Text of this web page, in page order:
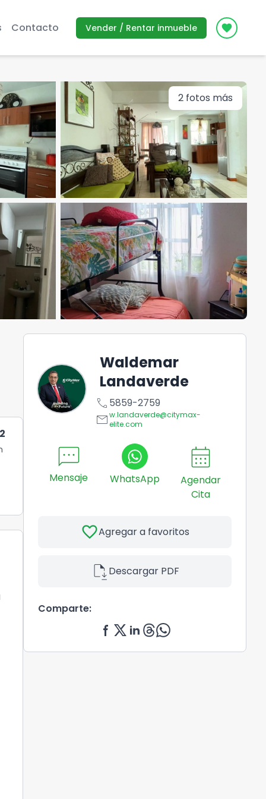
Contacto Vender / Rentar inmueble Icon
2 fotos más
Waldemar
Landaverde
call 5859-2759
emailw.landaverde@citymax-
elite.com
sms
Mensaje WhatsApp
calendar_month
Agendar
Cita
favoriteAgregar a favoritos
file_saveDescargar PDF
Comparte: